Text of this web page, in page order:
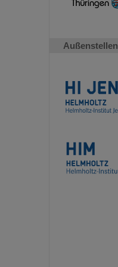
Außenstellen